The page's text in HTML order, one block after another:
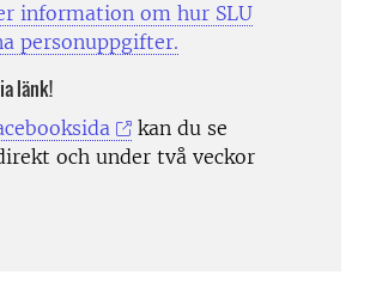
information om hur SLU
personuppgifter.
länk!
kan du se
och under två veckor